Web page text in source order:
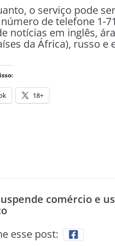
o serviço pode
de telefone 1-
notícias em inglês,
da África), russo e
18+
comércio e
esse post: